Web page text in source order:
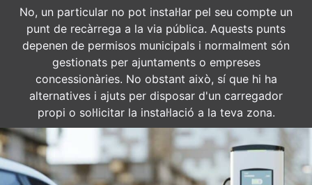
No, un particular no pot instal·lar pel seu compte un
punt de recàrrega a la via pública. Aquests punts
depenen de permisos municipals i normalment són
gestionats per ajuntaments o empreses
concessionàries. No obstant això, sí que hi ha
alternatives i ajuts per disposar d'un carregador
propi o sol·licitar la instal·lació a la teva zona.